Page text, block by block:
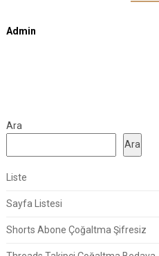
Admin
Ara
Ara
Liste
Sayfa Listesi
Shorts Abone Çoğaltma Şifresiz